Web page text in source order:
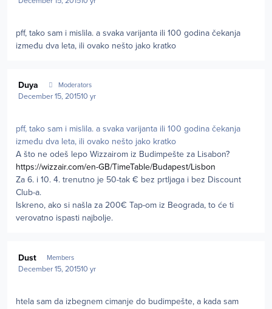
pff, tako sam i mislila. a svaka varijanta ili 100 godina čekanja
između dva leta, ili ovako nešto jako kratko
Duya Moderators
December 15, 201510 yr
pff, tako sam i mislila. a svaka varijanta ili 100 godina čekanja
između dva leta, ili ovako nešto jako kratko
A što ne odeš lepo Wizzairom iz Budimpešte za Lisabon?
https://wizzair.com/en-GB/TimeTable/Budapest/Lisbon
Za 6. i 10. 4. trenutno je 50-tak € bez prtljaga i bez Discount
Club-a.
Iskreno, ako si našla za 200€ Tap-om iz Beograda, to će ti
verovatno ispasti najbolje.
Dust Members
December 15, 201510 yr
htela sam da izbegnem cimanje do budimpešte, a kada sam